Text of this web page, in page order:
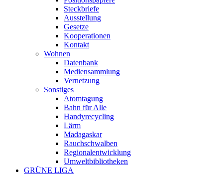
Steckbriefe
Ausstellung
Gesetze
Kooperationen
Kontakt
Wohnen
Datenbank
Mediensammlung
Vernetzung
Sonstiges
Atomtagung
Bahn für Alle
Handyrecycling
Lärm
Madagaskar
Rauchschwalben
Regionalentwicklung
Umweltbibliotheken
GRÜNE LIGA